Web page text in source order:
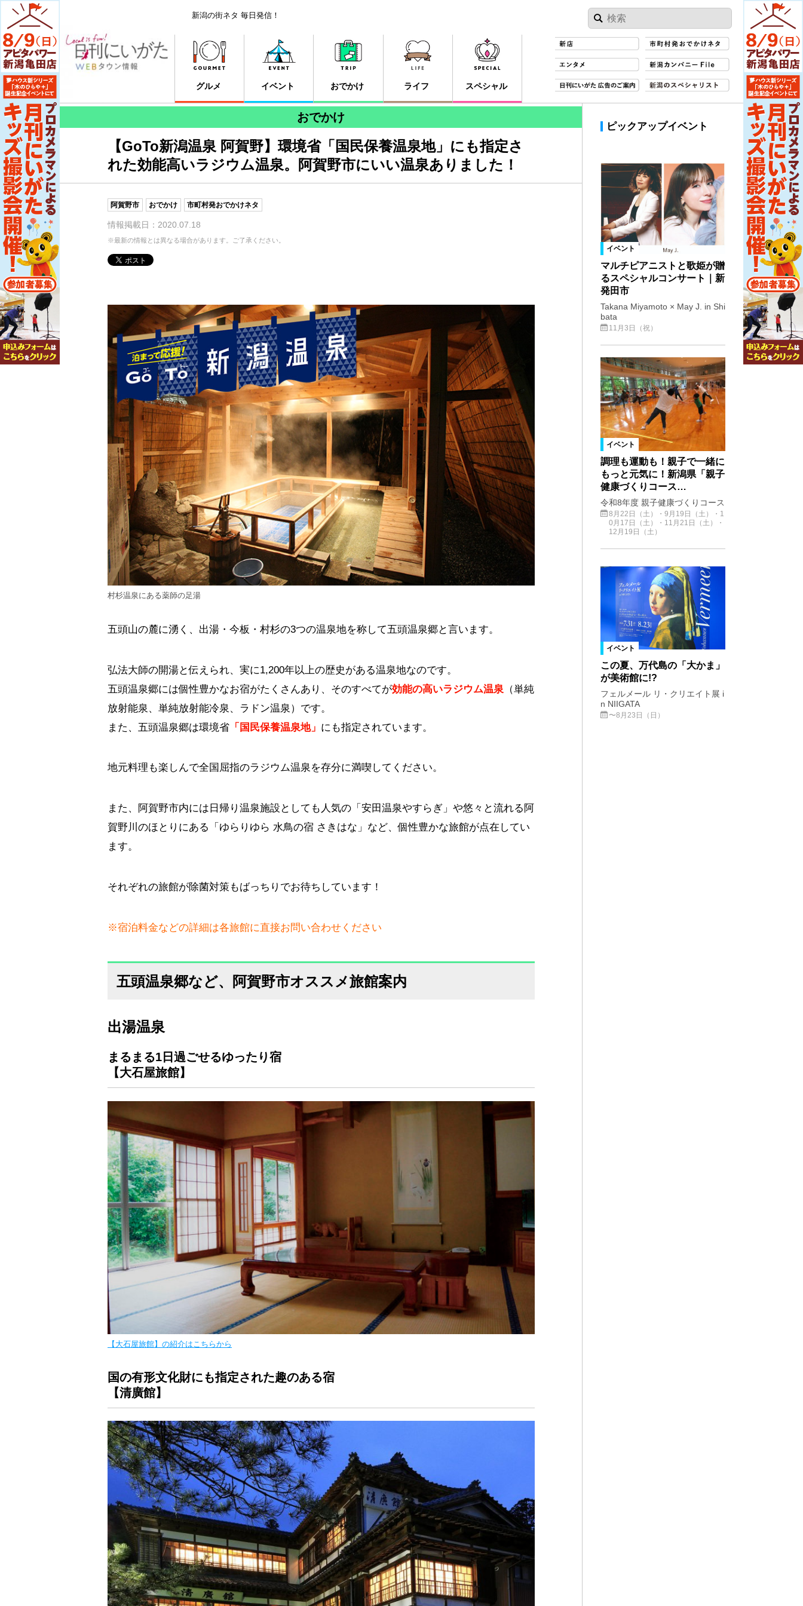
新潟の街ネタ 毎日発信！
グルメ イベント おでかけ ライフ スペシャル
おでかけ
【GoTo新潟温泉 阿賀野】環境省「国民保養温泉地」にも指定さ
れた効能高いラジウム温泉。阿賀野市にいい温泉ありました！
阿賀野市 おでかけ 市町村発おでかけネタ
情報掲載日：2020.07.18
※最新の情報とは異なる場合があります。ご了承ください。
村杉温泉にある薬師の足湯
五頭山の麓に湧く、出湯・今板・村杉の3つの温泉地を称して五頭温泉郷と言います。
弘法大師の開湯と伝えられ、実に1,200年以上の歴史がある温泉地なのです。
五頭温泉郷には個性豊かなお宿がたくさんあり、そのすべてが効能の高いラジウム温泉 （単純
放射能泉、単純放射能冷泉、ラドン温泉）です。
また、五頭温泉郷は環境省 「国民保養温泉地」 にも指定されています。
地元料理も楽しんで全国屈指のラジウム温泉を存分に満喫してください。
また、阿賀野市内には日帰り温泉施設としても人気の「安田温泉やすらぎ」や悠々と流れる阿
賀野川のほとりにある「ゆらりゆら 水鳥の宿 さきはな」など、個性豊かな旅館が点在してい
ます。
それぞれの旅館が除菌対策もばっちりでお待ちしています！
※宿泊料金などの詳細は各旅館に直接お問い合わせください
五頭温泉郷など、阿賀野市オススメ旅館案内
出湯温泉
まるまる1日過ごせるゆったり宿
【大石屋旅館】
【大石屋旅館】の紹介はこちらから
国の有形文化財にも指定された趣のある宿
【清廣館】
ピックアップイベント
イベント
マルチピアニストと歌姫が贈
るスペシャルコンサート｜新
発田市
Takana Miyamoto × May J. in Shi
bata
11月3日（祝）
イベント
調理も運動も！親子で一緒に
もっと元気に！新潟県「親子
健康づくりコース…
令和8年度 親子健康づくりコース
8月22日（土）・9月19日（土）・1
0月17日（土）・11月21日（土）・
12月19日（土）
イベント
この夏、万代島の「大かま」
が美術館に!?
フェルメール リ・クリエイト展 i
n NIIGATA
〜8月23日（日）